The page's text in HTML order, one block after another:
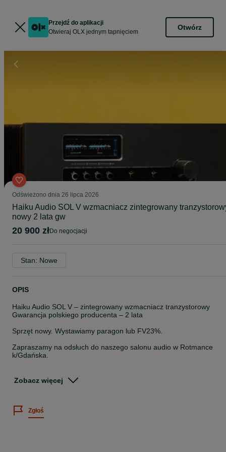
Przejdź do aplikacji
Otwieraj OLX jednym tapnięciem
Otwórz
Odświeżono dnia 26 lipca 2026
Haiku Audio SOL V wzmacniacz zintegrowany
nowy 2 lata gw
20 900 zł do negocjacji
Stan: Nowe
OPIS
Haiku Audio SOL V – zintegrowany wzmacniacz tranzystorowy
Gwarancja polskiego producenta – 2 lata
Sprzęt nowy. Wystawiamy paragon lub FV23%.
Zapraszamy na odsłuch do naszego salonu audio w Rotmance
k/Gdańska.
Moc wyjściowa: 8 Ohm – 150 W, 4 Ohm – 210 W
Zdalne sterowanie (RC) (głośność, źródła, stand-by)
Wychyłowe wskaźniki wysterowania
Zobacz więcej
Zgłoś